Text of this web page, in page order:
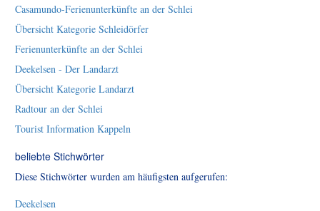
Casamundo-Ferienunterkünfte an der Schlei
Übersicht Kategorie Schleidörfer
Ferienunterkünfte an der Schlei
Deekelsen - Der Landarzt
Übersicht Kategorie Landarzt
Radtour an der Schlei
Tourist Information Kappeln
beliebte Stichwörter
Diese Stichwörter wurden am häufigsten aufgerufen:
Deekelsen